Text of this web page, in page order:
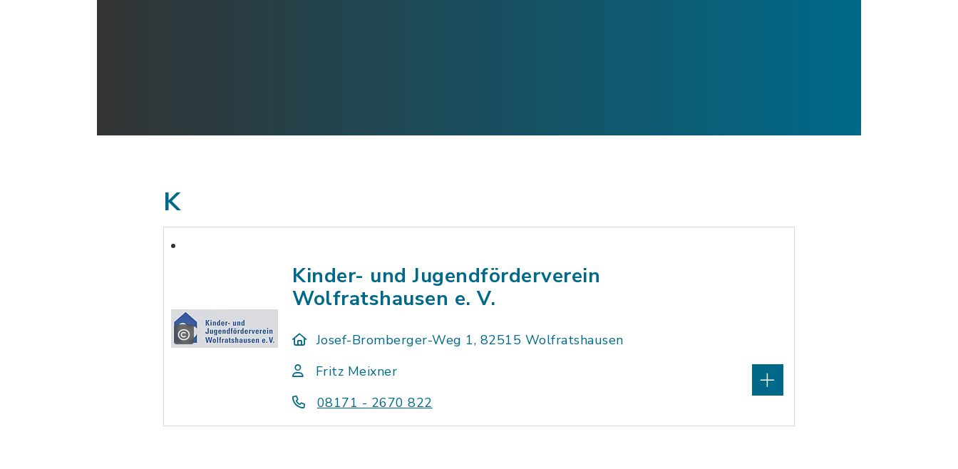
K
Kinder- und Jugendförderverein
Wolfratshausen e. V.
Josef-Bromberger-Weg 1, 82515 Wolfratshausen
Fritz Meixner
08171 - 2670 822